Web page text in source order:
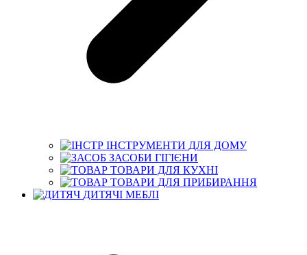
ІНСТРУМЕНТИ ДЛЯ ДОМУ
ЗАСОБИ ГІГІЄНИ
ТОВАРИ ДЛЯ КУХНІ
ТОВАРИ ДЛЯ ПРИБИРАННЯ
ДИТЯЧІ МЕБЛІ